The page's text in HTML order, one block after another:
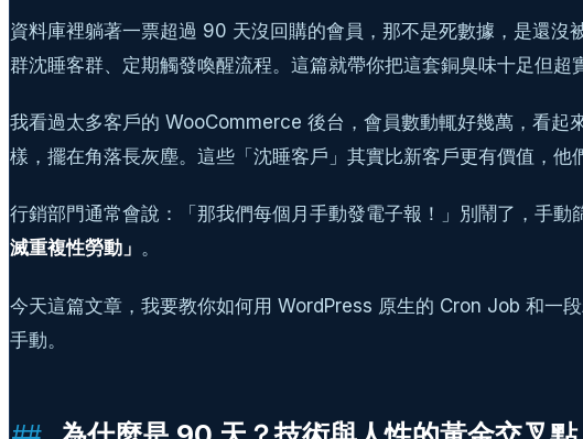
資料庫裡躺著一票超過 90 天沒回購的會員，那不是死數據，是還
群沈睡客群、定期觸發喚醒流程。這篇就帶你把這套銅臭味十足但超
我看過太多客戶的 WooCommerce 後台，會員數動輒好幾萬，看
樣，擺在角落長灰塵。這些「沈睡客戶」其實比新客戶更有價值，他
行銷部門通常會說：「那我們每個月手動發電子報！」別鬧了，手
滅重複性勞動」 。
今天這篇文章，我要教你如何用 WordPress 原生的 Cron Job 和一
手動。